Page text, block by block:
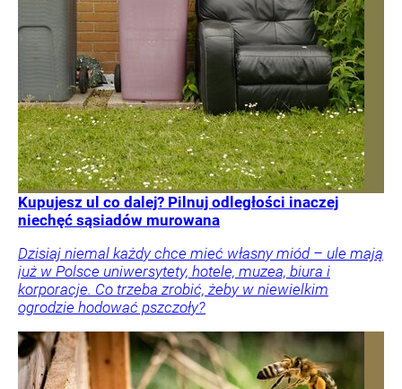
Kupujesz ul co dalej? Pilnuj odległości inaczej
niechęć sąsiadów murowana
Dzisiaj niemal każdy chce mieć własny miód – ule mają
już w Polsce uniwersytety, hotele, muzea, biura i
korporacje. Co trzeba zrobić, żeby w niewielkim
ogrodzie hodować pszczoły?